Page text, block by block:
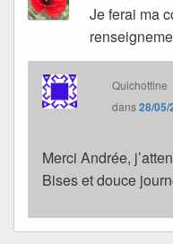
Je ferai ma
Quichottine
dans28/
Merci Andrée,
Bises et douce